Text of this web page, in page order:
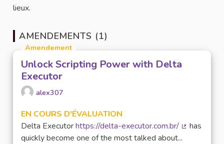
lieux.
AMENDEMENTS (1)
Amendement
Unlock Scripting Power with Delta
Executor
alex307
EN COURS D'ÉVALUATION
Delta Executorhttps://delta-executor.com.br/
has
quickly become one of the most talked about...